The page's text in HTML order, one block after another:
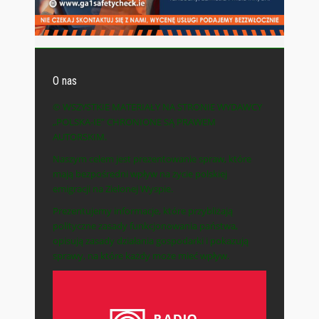
O nas
© WSZYSTKIE MATERIAŁY NA STRONIE WYDAWCY
„POLSKA-IE” CHRONIONE SĄ PRAWEM
AUTORSKIM.
Naszym celem jest prezentowanie spraw, które
mają bezpośredni wpływ na życie polskiej
emigracji na Zielonej Wyspie.
Prezentujemy informacje, które przybliżają
polityczne zasady funkcjonowania państwa,
opisują zasady działania gospodarki i pokazują
sprawy, na które każdy może mieć wpływ.